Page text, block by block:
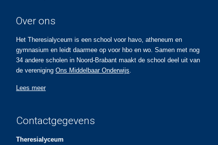
Over ons
Het Theresialyceum is een school voor havo, atheneum en
gymnasium en leidt daarmee op voor hbo en wo. Samen met nog
34 andere scholen in Noord-Brabant maakt de school deel uit van
de vereniging Ons Middelbaar Onderwijs.
Lees meer
Contactgegevens
Theresialyceum